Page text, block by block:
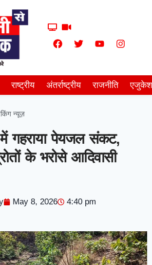
राष्ट्रीय अंतर्राष्ट्रीय राजनीति
न्यूज़
गहराया पेयजल संकट,
के भरोसे आदिवासी
May 8, 2026
4:40 pm